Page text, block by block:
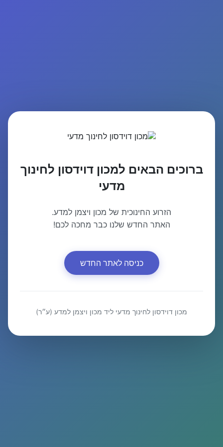
ברוכים הבאים למכון דוידסון לחינוך
מדעי
הזרוע החינוכית של מכון ויצמן למדע.
האתר החדש שלנו כבר מחכה לכם!
כניסה לאתר החדש
מכון דוידסון לחינוך מדעי ליד מכון ויצמן למדע (ע״ר)